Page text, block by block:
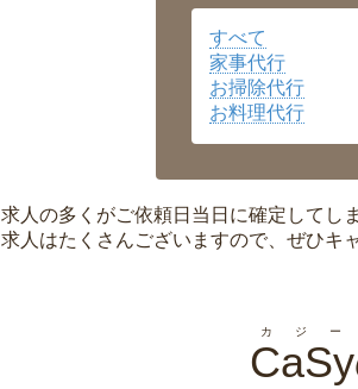
広島県▼
沖縄県
すべて
家事代行
お掃除代行
お料理代行
求人の多くがご依頼日当日に確定してし
求人はたくさんございますので、ぜひキ
CaSy
カジー